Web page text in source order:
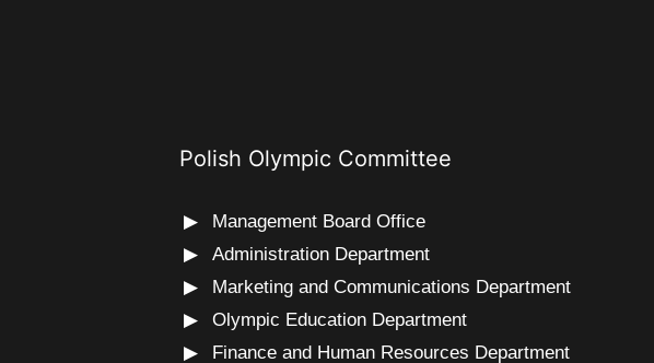
Polish Olympic Committee
Management Board Office
Administration Department
Marketing and Communications Department
Olympic Education Department
Finance and Human Resources Department